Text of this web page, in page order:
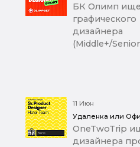
БК Олимп
графического
дизайнера
(Middle+/
11 Июн
Удаленка или
OneTwoTrip
дизайнера